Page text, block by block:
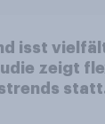
isst
zeigt
statt